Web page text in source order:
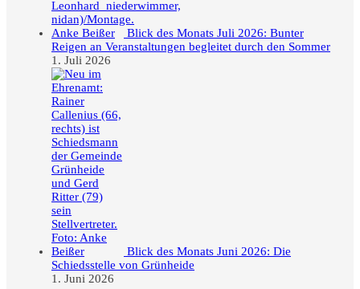
Blick des Monats Juli 2026: Bunter
Reigen an Veranstaltungen begleitet durch den Sommer
1. Juli 2026
Blick des Monats Juni 2026: Die
Schiedsstelle von Grünheide
1. Juni 2026